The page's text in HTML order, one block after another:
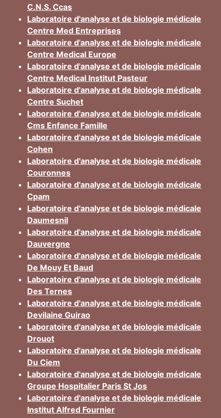
C.N.S. Ccas
Laboratoire d'analyse et de biologie médicale
Centre Med Entreprises
Laboratoire d'analyse et de biologie médicale
Centre Medical Europe
Laboratoire d'analyse et de biologie médicale
Centre Medical Institut Pasteur
Laboratoire d'analyse et de biologie médicale
Centre Suchet
Laboratoire d'analyse et de biologie médicale
Cms Enfance Famille
Laboratoire d'analyse et de biologie médicale
Cohen
Laboratoire d'analyse et de biologie médicale
Couronnes
Laboratoire d'analyse et de biologie médicale
Cpam
Laboratoire d'analyse et de biologie médicale
Daumesnil
Laboratoire d'analyse et de biologie médicale
Dauvergne
Laboratoire d'analyse et de biologie médicale
De Mouy Et Baud
Laboratoire d'analyse et de biologie médicale
Des Ternes
Laboratoire d'analyse et de biologie médicale
Devilaine Guirao
Laboratoire d'analyse et de biologie médicale
Drouot
Laboratoire d'analyse et de biologie médicale
Du Ciem
Laboratoire d'analyse et de biologie médicale
Groupe Hospitalier Paris St Jos
Laboratoire d'analyse et de biologie médicale
Institut Alfred Fournier